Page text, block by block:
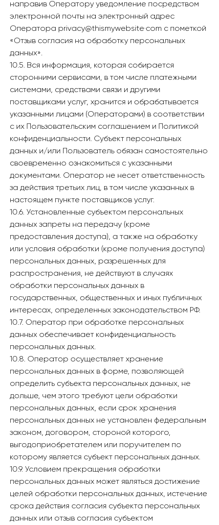
направив Оператору уведомление посредством
электронной почты на электронный адрес
Оператора privacy@thismywebsite·com с пометкой
«Отзыв согласия на обработку персональных
данных».
10.5. Вся информация, которая собирается
сторонними сервисами, в том числе платежными
системами, средствами связи и другими
поставщиками услуг, хранится и обрабатывается
указанными лицами (Операторами) в соответствии
с их Пользовательским соглашением и Политикой
конфиденциальности. Субъект персональных
данных и/или Пользователь обязан самостоятельно
своевременно ознакомиться с указанными
документами. Оператор не несет ответственность
за действия третьих лиц, в том числе указанных в
настоящем пункте поставщиков услуг.
10.6. Установленные субъектом персональных
данных запреты на передачу (кроме
предоставления доступа), а также на обработку
или условия обработки (кроме получения доступа)
персональных данных, разрешенных для
распространения, не действуют в случаях
обработки персональных данных в
государственных, общественных и иных публичных
интересах, определенных законодательством РФ.
10.7. Оператор при обработке персональных
данных обеспечивает конфиденциальность
персональных данных.
10.8. Оператор осуществляет хранение
персональных данных в форме, позволяющей
определить субъекта персональных данных, не
дольше, чем этого требуют цели обработки
персональных данных, если срок хранения
персональных данных не установлен федеральным
законом, договором, стороной которого,
выгодоприобретателем или поручителем по
которому является субъект персональных данных.
10.9. Условием прекращения обработки
персональных данных может являться достижение
целей обработки персональных данных, истечение
срока действия согласия субъекта персональных
данных или отзыв согласия субъектом